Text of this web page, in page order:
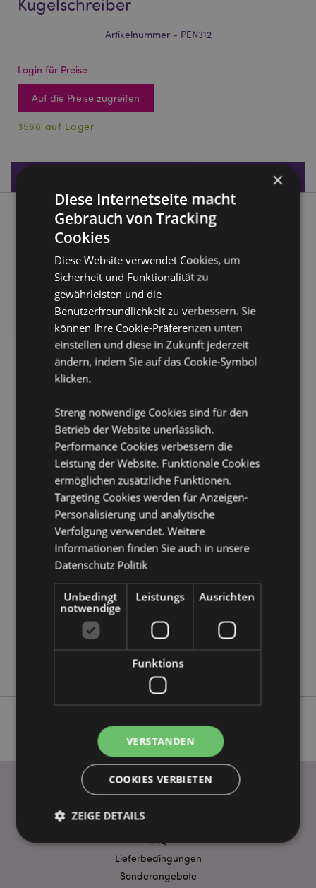
Artikelnummer - PEN312
Login für Preise
Auf die Preise zugreifen
3568 auf Lager
Produktbeschreibung
Spooky Boxender Kürbis Halloween Kugelschreiber
Material:Kunststoff (ABS) und PVC
Tintenfarbe:Schwarz
CE/UKCA-Kennzeichnung: Ja
EN71:Ja
Nicht geeignet für:0–3 Jahre
Saisonaler Feiertag/ festlicher Anlass:
Produkttressourcen:
Möchten Sie mehr über den Einkauf bei Puckator
erfahren?Dann lesen Sie unserenLeitfaden für
Kundeninformationen.
Produktattribute
Information
Höhe 17cm Breite 3cm Tiefe 4cm
5055071513336
240
0.048000
Keine
WICHTIGE INFORMATION
FAQ
Lieferbedingungen
Sonderangebote
×
Diese Internetseite macht
Gebrauch von Tracking
Cookies
Diese Website verwendet Cookies, um
Sicherheit und Funktionalität zu
gewährleisten und die
Benutzerfreundlichkeit zu verbessern. Sie
können Ihre Cookie-Präferenzen unten
einstellen und diese in Zukunft jederzeit
ändern, indem Sie auf das Cookie-Symbol
klicken.
Streng notwendige Cookies sind für den
Betrieb der Website unerlässlich.
Performance Cookies verbessern die
Leistung der Website. Funktionale Cookies
ermöglichen zusätzliche Funktionen.
Targeting Cookies werden für Anzeigen-
Personalisierung und analytische
Verfolgung verwendet. Weitere
Informationen finden Sie auch in unsere
Datenschutz Politik
Unbedingt
notwendige
Leistungs Ausrichten
Funktions
VERSTANDEN
COOKIES VERBIETEN
ZEIGE DETAILS
Unbedingt notwendige